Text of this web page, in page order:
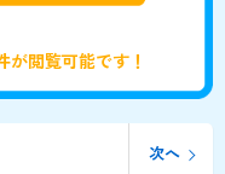
が閲覧可能です！
次へ